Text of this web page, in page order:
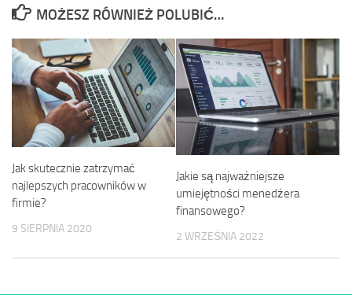
MOŻESZ RÓWNIEŻ POLUBIĆ…
Jak skutecznie zatrzymać
najlepszych pracowników w
firmie?
9 SIERPNIA 2020
Jakie są najważniejsze
umiejętności menedżera
finansowego?
2 WRZEŚNIA 2022